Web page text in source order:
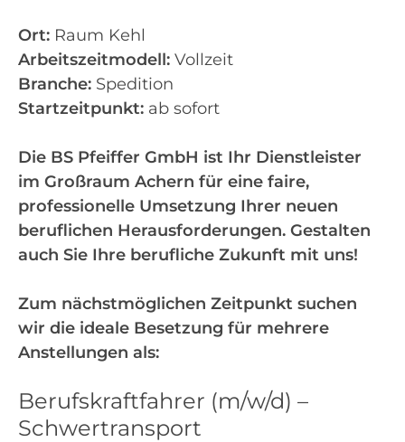
Ort: Raum Kehl
Arbeitszeitmodell: Vollzeit
Branche: Spedition
Startzeitpunkt: ab sofort
Die BS Pfeiffer GmbH ist Ihr Dienstleister
im Großraum Achern für eine faire,
professionelle Umsetzung Ihrer neuen
beruflichen Herausforderungen. Gestalten
auch Sie Ihre berufliche Zukunft mit uns!
Zum nächstmöglichen Zeitpunkt suchen
wir die ideale Besetzung für mehrere
Anstellungen als:
Berufskraftfahrer (m/w/d) –
Schwertransport